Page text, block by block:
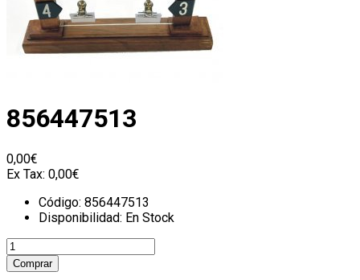
856447513
0,00€
Ex Tax: 0,00€
Código: 856447513
Disponibilidad: En Stock